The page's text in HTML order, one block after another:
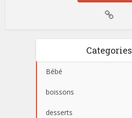
Categories
Bébé
boissons
desserts